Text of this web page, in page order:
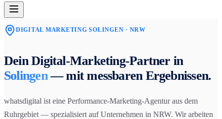
DIGITAL MARKETINGSOLINGEN · NRW
Dein Digital-Marketing-Partner in
Solingen — mit messbaren Ergebnissen.
whatsdigital ist eine Performance-Marketing-Agentur aus dem
Ruhrgebiet — spezialisiert auf Unternehmen in NRW. Wir arbeiten